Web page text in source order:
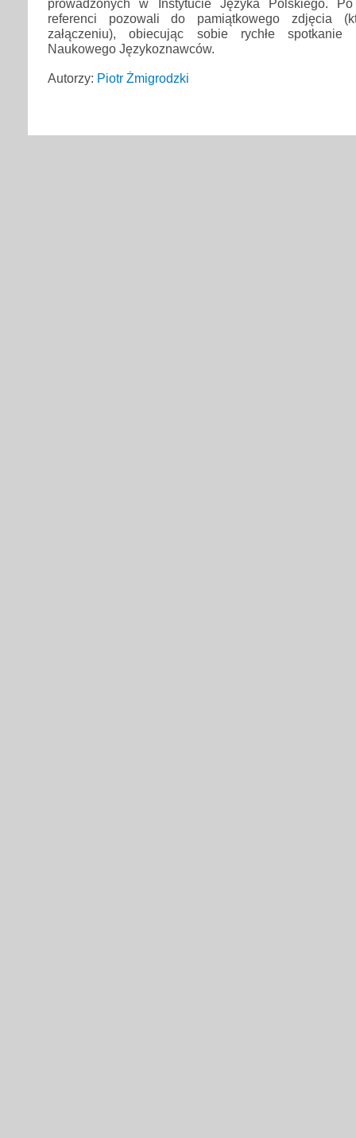
prowadzonych w Instytucie Języka Polskiego.
referenci pozowali do pamiątkowego zdjęcia
załączeniu), obiecując sobie rychłe
Naukowego Językoznawców.
Autorzy: Piotr Żmigrodzki